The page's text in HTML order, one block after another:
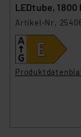
LEDtube,
Artikel-Nr.